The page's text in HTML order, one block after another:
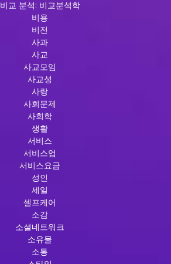
비교 분석: 비교분석학
비용
비전
사과
사교
사교모임
사교성
사랑
사회문제
사회학
생활
서비스
서비스업
서비스요금
성인
세일
셀프케어
소감
소셜네트워크
소유물
소통